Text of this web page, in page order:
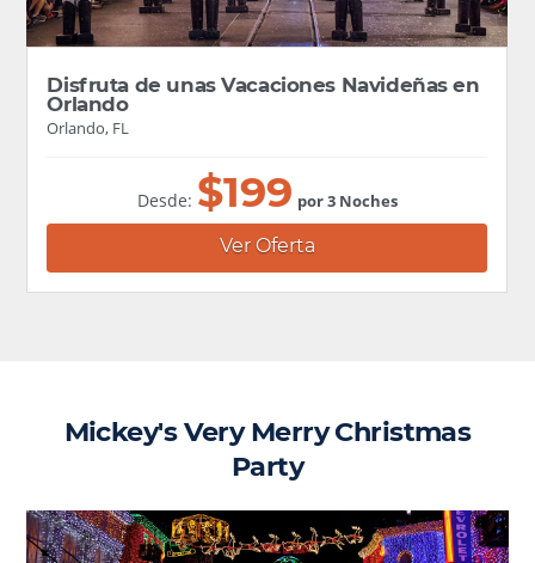
Disfruta de unas Vacaciones Navideñas en
Orlando
Orlando, FL
Desde: $199 por 3 Noches
Ver Oferta
Mickey's Very Merry Christmas
Party